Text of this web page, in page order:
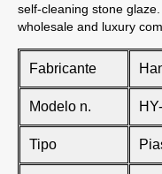
self-cleaning stone
wholesale and luxury
Fabricante
Modelo n.
Tipo